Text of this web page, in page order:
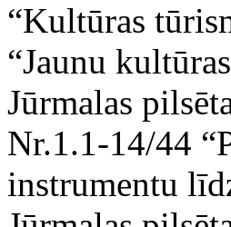
“Kultūras
“Jaunu
Jūrmalas
Nr.1.1-14/44
instrumentu